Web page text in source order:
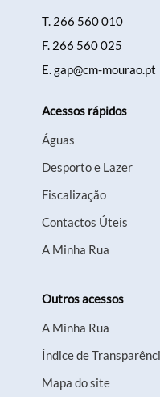
T. 266 560 010
F. 266 560 025
E.gap@cm-mourao.pt
Acessos rápidos
Águas
Desporto e Lazer
Fiscalização
Contactos Úteis
A Minha Rua
Outros acessos
A Minha Rua
Índice de
Mapa do site